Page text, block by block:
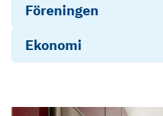
Föreningen
Ekonomi